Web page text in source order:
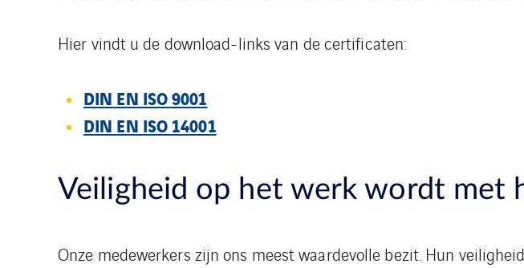
Hier vindt u de download-links van de certificaten:
DIN EN ISO 9001
DIN EN ISO 14001
Veiligheid op het werk wordt met
Onze medewerkers zijn ons meest waardevolle bezit. Hun